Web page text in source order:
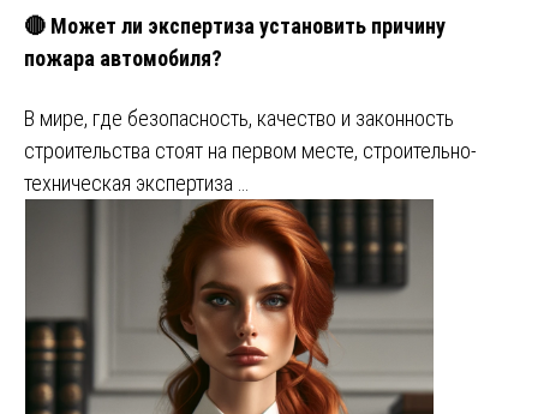
🔴 Может ли экспертиза установить причину
пожара автомобиля?
В мире, где безопасность, качество и законность
строительства стоят на первом месте, строительно-
техническая экспертиза …